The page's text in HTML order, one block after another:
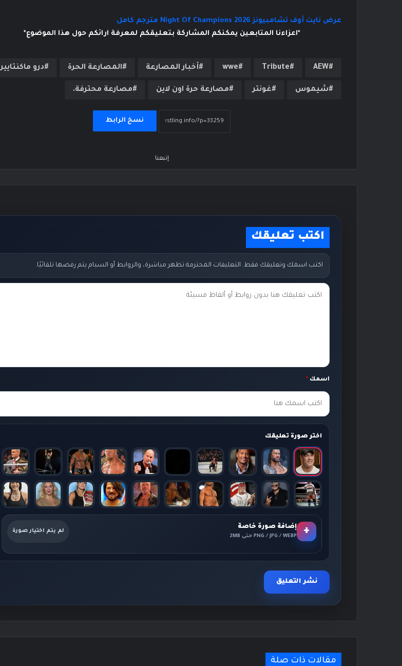
عرض نايت أوف تشامبيونز Night Of Champions 2026 مترجم كامل
*اعزاءنا المتابعين يمكنكم المشاركة بتعليقكم لمعرفة ارائكم حول هذا الموضوع*
AEW
Tribute
wwe أخبار المصارعة المصارعة الحرة درو ماكنتايير
شيموس غونتر مصارعة حرة اون لاين مصارعة محترفة.
نسخ الرابط
إتبعنا
اكتب تعليقك
اكتب اسمك وتعليقك فقط. التعليقات المحترمة تظهر مباشرة، والروابط أو السبام يتم رفضها تلقائيًا.
ت
ك
اسمك *
اختر صورة تعليقك
+ إضافة صورة خاصة
PNG / JPG / WEBP حتى 2MB
لم يتم اختيار صورة
مقالات ذات صلة